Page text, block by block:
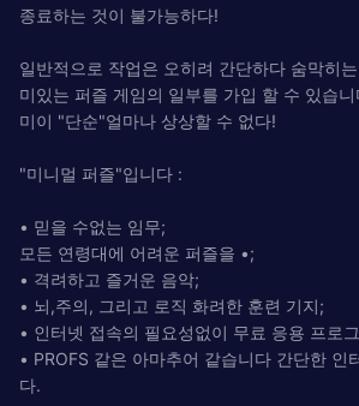
종료하는 것이 불가능하다!
일반적으로 작업은 오히려 간단하다 숨막히
미있는 퍼즐 게임의 일부를 가입 할 수 있습
미이 "단순"얼마나 상상할 수 없다!
"미니멀 퍼즐"입니다 :
• 믿을 수없는 임무;
모든 연령대에 어려운 퍼즐을 •;
• 격려하고 즐거운 음악;
• 뇌,주의, 그리고 로직 화려한 훈련 기지;
• 인터넷 접속의 필요성없이 무료 응용 프로
• PROFS 같은 아마추어 같습니다 간단한 인
다.